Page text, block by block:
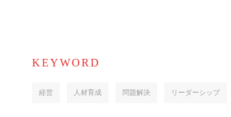
KEYWORD
経営 人材育成 問題解決 リーダーシップ